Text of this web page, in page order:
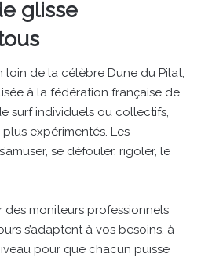
glisse
loin de la célèbre Dune du Pilat,
à la fédération française de
surf individuels ou collectifs,
expérimentés. Les
se défouler, rigoler, le
des moniteurs professionnels
s’adaptent à vos besoins, à
pour que chacun puisse